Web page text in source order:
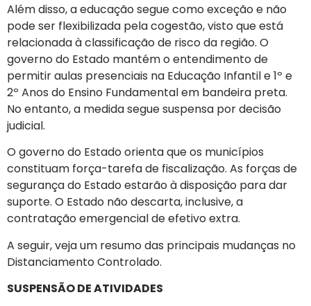
Além disso, a educação segue como exceção e não
pode ser flexibilizada pela cogestão, visto que está
relacionada à classificação de risco da região. O
governo do Estado mantém o entendimento de
permitir aulas presenciais na Educação Infantil e 1º e
2º Anos do Ensino Fundamental em bandeira preta.
No entanto, a medida segue suspensa por decisão
judicial.
O governo do Estado orienta que os municípios
constituam força-tarefa de fiscalização. As forças de
segurança do Estado estarão à disposição para dar
suporte. O Estado não descarta, inclusive, a
contratação emergencial de efetivo extra.
A seguir, veja um resumo das principais mudanças no
Distanciamento Controlado.
SUSPENSÃO DE ATIVIDADES